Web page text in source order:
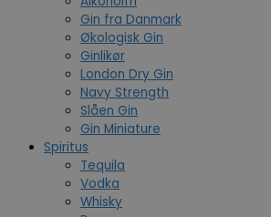
Gin fra Danmark
Økologisk Gin
Ginlikør
London Dry Gin
Navy Strength
Slåen Gin
Gin Miniature
Spiritus
Tequila
Vodka
Whisky